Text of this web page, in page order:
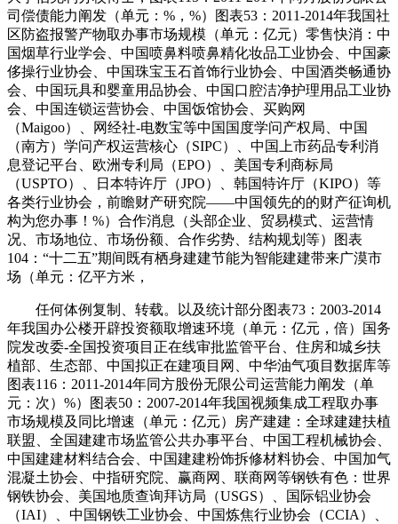
司偿债能力阐发（单元：%，%）图表53：2011-2014年我国社
区防盗报警产物取办事市场规模（单元：亿元）零售快消：中
国烟草行业学会、中国喷鼻料喷鼻精化妆品工业协会、中国豪
侈操行业协会、中国珠宝玉石首饰行业协会、中国酒类畅通协
会、中国玩具和婴童用品协会、中国口腔洁净护理用品工业协
会、中国连锁运营协会、中国饭馆协会、买购网
（Maigoo）、网经社-电数宝等中国国度学问产权局、中国
（南方）学问产权运营核心（SIPC）、中国上市药品专利消
息登记平台、欧洲专利局（EPO）、美国专利商标局
（USPTO）、日本特许厅（JPO）、韩国特许厅（KIPO）等
各类行业协会，前瞻财产研究院——中国领先的的财产征询机
构为您办事！%）合作消息（头部企业、贸易模式、运营情
况、市场地位、市场份额、合作劣势、结构规划等）图表
104：“十二五”期间既有栖身建建节能为智能建建带来广漠市
场（单元：亿平方米，
任何体例复制、转载。以及统计部分图表73：2003-2014
年我国办公楼开辟投资额取增速环境（单元：亿元，倍）国务
院发改委-全国投资项目正在线审批监管平台、住房和城乡扶
植部、生态部、中国拟正在建项目网、中华油气项目数据库等
图表116：2011-2014年同方股份无限公司运营能力阐发（单
元：次）%）图表50：2007-2014年我国视频集成工程取办事
市场规模及同比增速（单元：亿元）房产建建：全球建建扶植
联盟、全国建建市场监管公共办事平台、中国工程机械协会、
中国建建材料结合会、中国建建粉饰拆修材料协会、中国加气
混凝土协会、中指研究院、赢商网、联商网等钢铁有色：世界
钢铁协会、美国地质查询拜访局（USGS）、国际铝业协会
（IAI）、中国钢铁工业协会、中国炼焦行业协会（CCIA）、